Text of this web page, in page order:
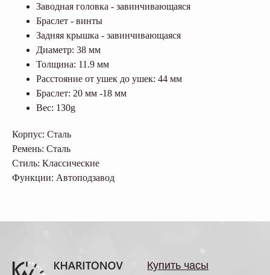
Заводная головка - завинчивающаяся
Браслет - винты
Задняя крышка - завинчивающаяся
Диаметр: 38 мм
Толщина: 11.9 мм
Расстояние от ушек до ушек: 44 мм
Браслет: 20 мм -18 мм
Вес: 130g
Корпус: Сталь
Ремень: Сталь
Стиль: Классические
Функции: Автоподзавод
Купить часы